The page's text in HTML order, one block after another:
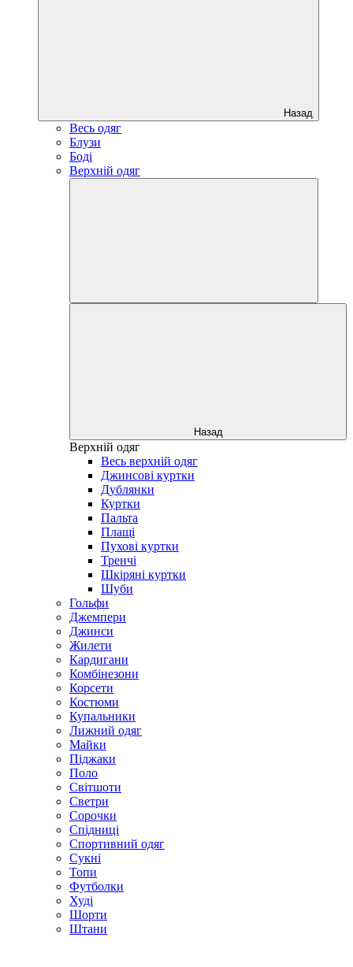
Назад
Весь одяг
Блузи
Боді
Верхній одяг
Назад
Верхній одяг
Весь верхній одяг
Джинсові куртки
Дублянки
Куртки
Пальта
Плащі
Пухові куртки
Тренчі
Шкіряні куртки
Шуби
Гольфи
Джемпери
Джинси
Жилети
Кардигани
Комбінезони
Корсети
Костюми
Купальники
Лижний одяг
Майки
Піджаки
Поло
Світшоти
Светри
Сорочки
Спідниці
Спортивний одяг
Сукні
Топи
Футболки
Худі
Шорти
Штани